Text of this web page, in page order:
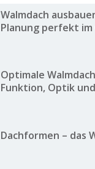
Walmdach
Planung perfekt
Optimale
Funktion, Optik
Dachformen – das